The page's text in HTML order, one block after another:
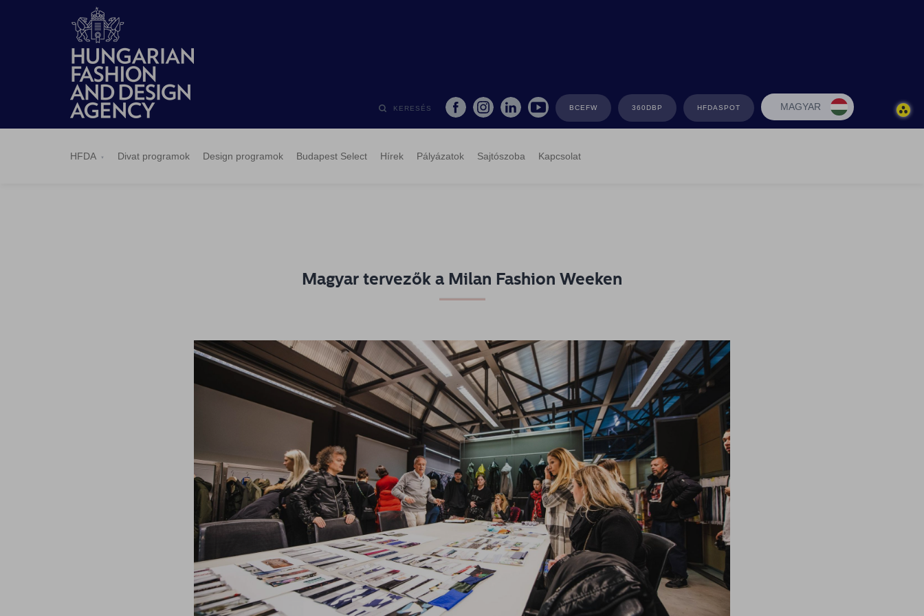
KERESÉS BCEFW 360DBP HFDASPOT MAGYAR
HFDA Divat programok Design programok Budapest Select Hírek Pályázatok Sajtószoba Kapcsolat
programok
programok
Budapest
Pályázatok
Sajtószoba
Kapcsolat
HFDASPOT
Magyar tervezők a Milan Fashion Weeken